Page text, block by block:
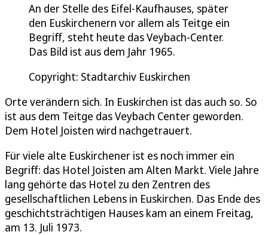
An der Stelle des Eifel-Kaufhauses, später
den Euskirchenern vor allem als Teitge ein
Begriff, steht heute das Veybach-Center.
Das Bild ist aus dem Jahr 1965.
Copyright: Stadtarchiv Euskirchen
Orte verändern sich. In Euskirchen ist das auch so. So
ist aus dem Teitge das Veybach Center geworden.
Dem Hotel Joisten wird nachgetrauert.
Für viele alte Euskirchener ist es noch immer ein
Begriff: das Hotel Joisten am Alten Markt. Viele Jahre
lang gehörte das Hotel zu den Zentren des
gesellschaftlichen Lebens in Euskirchen. Das Ende des
geschichtsträchtigen Hauses kam an einem Freitag,
am 13. Juli 1973.